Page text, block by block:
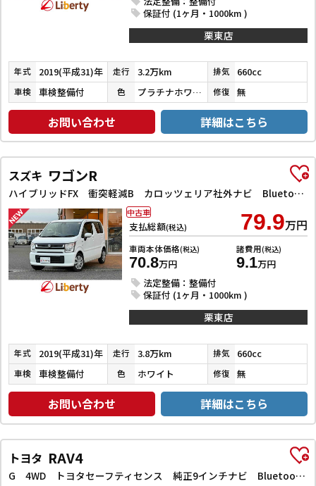
保証付 (1ヶ月・1000km )
栗東店
年式 2019(平成31)年 走行 3.2万km 排気 660cc
車検 車検整備付 色 プラチナホワイトパール 修復 無
お問い合わせ 詳細はこちら
スズキ ワゴンR
ハイブリッドFX 衝突軽減B カロッツェリア社外ナビ Bluetooth対応 Bカメラ ETC スマートキー プッシュスタート アイドリングストップ ヘッドアップディスプレイ 運転席シートヒーター 電動格納ミラー
支払総額(税込) 79.9万円
車両本体価格(税込)
70.8万円
諸費用(税込)
9.1万円
法定整備：整備付
保証付 (1ヶ月・1000km )
中古車
栗東店
年式 2019(平成31)年 走行 3.8万km 排気 660cc
車検 車検整備付 色 ホワイト 修復 無
お問い合わせ 詳細はこちら
トヨタ RAV4
G 4WD トヨタセーフティセンス 純正9インチナビ Bluetooth対応 Bカメラ ETC アダプティブクルーズコントロール 電子パーキング 前席シートヒーター 革巻きステアリング LEDヘッドライト